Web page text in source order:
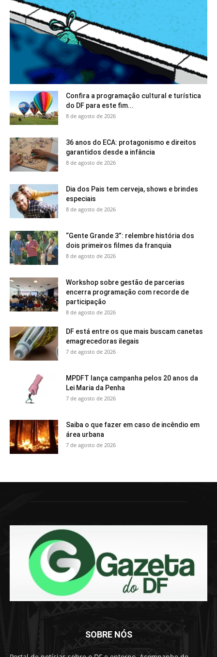
Confira a programação cultural e turística
do DF para este fim...
8 de agosto de 2026
36 anos do ECA: protagonismo e direitos
garantidos desde a infância
8 de agosto de 2026
Dia dos Pais tem cerveja, shows e brindes
especiais
8 de agosto de 2026
“Gente Grande 3”: relembre história dos
dois primeiros filmes da franquia
8 de agosto de 2026
Workshop sobre gestão de parcerias
encerra programação com recorde de
participação
8 de agosto de 2026
DF está entre os que mais buscam canetas
emagrecedoras ilegais
7 de agosto de 2026
MPDFT lança campanha pelos 20 anos da
Lei Maria da Penha
7 de agosto de 2026
Saiba o que fazer em caso de incêndio em
área urbana
7 de agosto de 2026
SOBRE NÓS